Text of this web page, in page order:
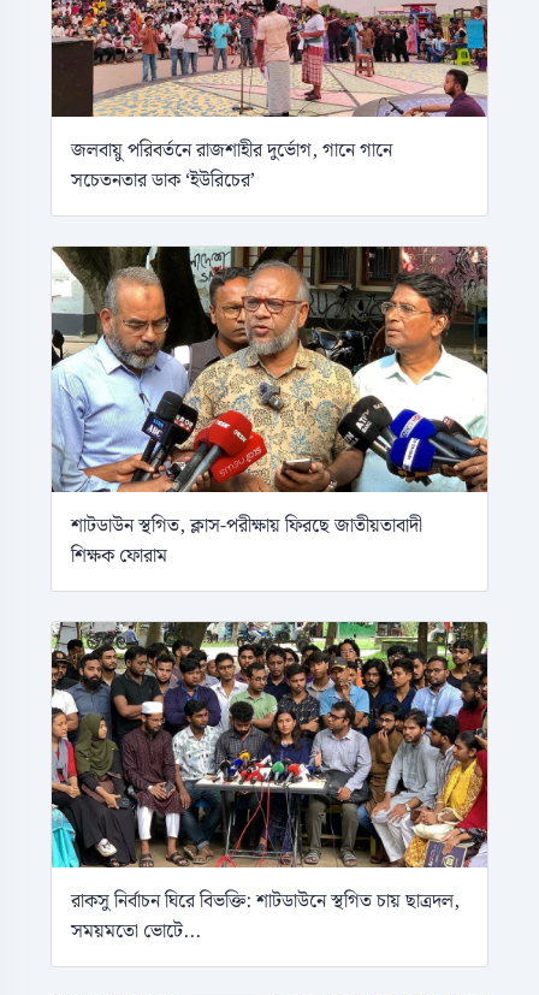
জলবায়ু পরিবর্তনে রাজশাহীর দুর্ভোগ, গানে গানে
সচেতনতার ডাক ‘ইউরিচের’
শাটডাউন স্থগিত, ক্লাস-পরীক্ষায় ফিরছে জাতীয়তাবাদী
শিক্ষক ফোরাম
রাকসু নির্বাচন ঘিরে বিভক্তি: শাটডাউনে স্থগিত চায় ছাত্রদল,
সময়মতো ভোটে...